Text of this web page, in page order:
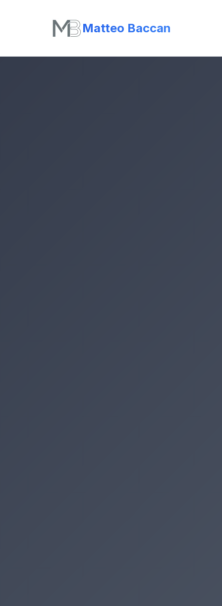
Matteo Baccan